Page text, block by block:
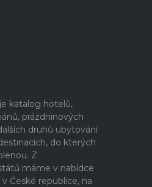
katalog hotelů,
prázdninových
druhů ubytování
do kterých
Z
máme v nabídce
České republice, na